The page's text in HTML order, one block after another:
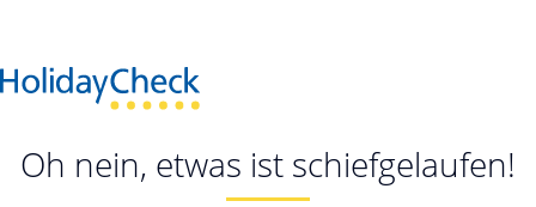
Oh nein, etwas ist schiefgelaufen!